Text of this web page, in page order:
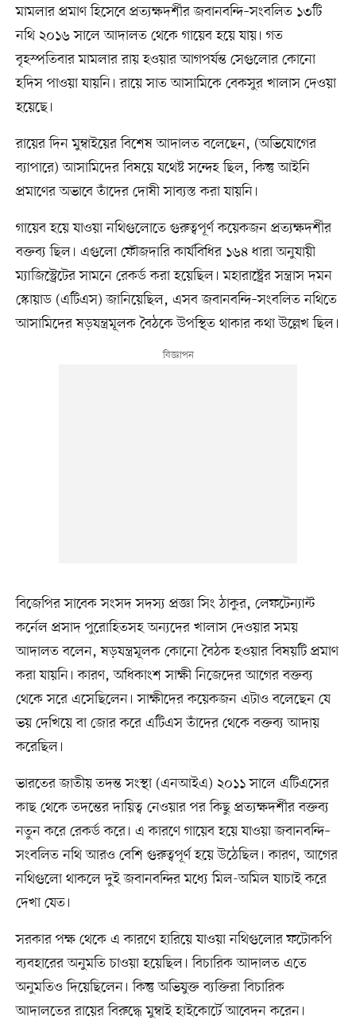
মামলার প্রমাণ হিসেবে প্রত্যক্ষদর্শীর জবানবন্দি–সংবলিত ১৩টি
নথি ২০১৬ সালে আদালত থেকে গায়েব হয়ে যায়। গত
বৃহস্পতিবার মামলার রায় হওয়ার আগপর্যন্ত সেগুলোর কোনো
হদিস পাওয়া যায়নি। রায়ে সাত আসামিকে বেকসুর খালাস দেওয়া
হয়েছে।
রায়ের দিন মুম্বাইয়ের বিশেষ আদালত বলেছেন, (অভিযোগের
ব্যাপারে) আসামিদের বিষয়ে যথেষ্ট সন্দেহ ছিল, কিন্তু আইনি
প্রমাণের অভাবে তাঁদের দোষী সাব্যস্ত করা যায়নি।
গায়েব হয়ে যাওয়া নথিগুলোতে গুরুত্বপূর্ণ কয়েকজন প্রত্যক্ষদর্শীর
বক্তব্য ছিল। এগুলো ফৌজদারি কার্যবিধির ১৬৪ ধারা অনুযায়ী
ম্যাজিস্ট্রেটের সামনে রেকর্ড করা হয়েছিল। মহারাষ্ট্রের সন্ত্রাস দমন
স্কোয়াড (এটিএস) জানিয়েছিল, এসব জবানবন্দি–সংবলিত নথিতে
আসামিদের ষড়যন্ত্রমূলক বৈঠকে উপস্থিত থাকার কথা উল্লেখ ছিল।
বিজেপির সাবেক সংসদ সদস্য প্রজ্ঞা সিং ঠাকুর, লেফটেন্যান্ট
কর্নেল প্রসাদ পুরোহিতসহ অন্যদের খালাস দেওয়ার সময়
আদালত বলেন, ষড়যন্ত্রমূলক কোনো বৈঠক হওয়ার বিষয়টি প্রমাণ
করা যায়নি। কারণ, অধিকাংশ সাক্ষী নিজেদের আগের বক্তব্য
থেকে সরে এসেছিলেন। সাক্ষীদের কয়েকজন এটাও বলেছেন যে
ভয় দেখিয়ে বা জোর করে এটিএস তাঁদের থেকে বক্তব্য আদায়
করেছিল।
ভারতের জাতীয় তদন্ত সংস্থা (এনআইএ) ২০১১ সালে এটিএসের
কাছ থেকে তদন্তের দায়িত্ব নেওয়ার পর কিছু প্রত্যক্ষদর্শীর বক্তব্য
নতুন করে রেকর্ড করে। এ কারণে গায়েব হয়ে যাওয়া জবানবন্দি–
সংবলিত নথি আরও বেশি গুরুত্বপূর্ণ হয়ে উঠেছিল। কারণ, আগের
নথিগুলো থাকলে দুই জবানবন্দির মধ্যে মিল-অমিল যাচাই করে
দেখা যেত।
সরকার পক্ষ থেকে এ কারণে হারিয়ে যাওয়া নথিগুলোর ফটোকপি
ব্যবহারের অনুমতি চাওয়া হয়েছিল। বিচারিক আদালত এতে
অনুমতিও দিয়েছিলেন। কিন্তু অভিযুক্ত ব্যক্তিরা বিচারিক
আদালতের রায়ের বিরুদ্ধে মুম্বাই হাইকোর্টে আবেদন করেন।